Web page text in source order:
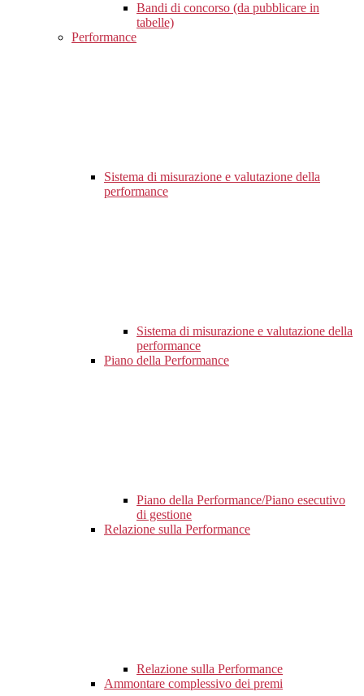
Bandi di concorso (da pubblicare in
tabelle)
Performance
Sistema di misurazione e valutazione della
performance
Sistema di misurazione e valutazione della
performance
Piano della Performance
Piano della Performance/Piano esecutivo
di gestione
Relazione sulla Performance
Relazione sulla Performance
Ammontare complessivo dei premi